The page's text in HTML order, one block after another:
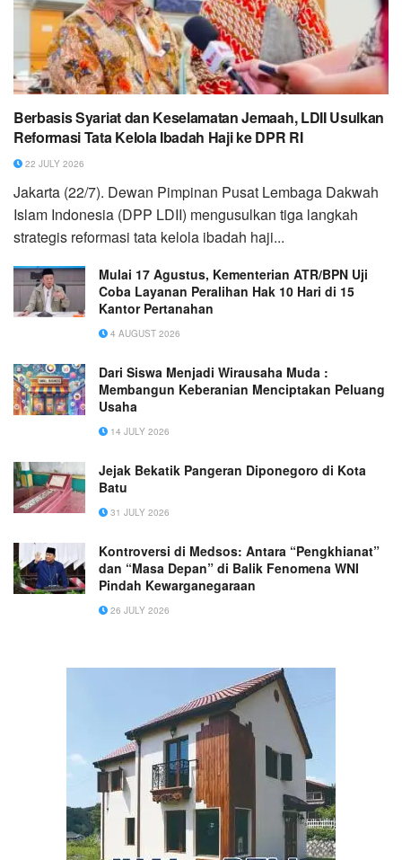
Berbasis Syariat dan Keselamatan Jemaah, LDII Usulkan
Reformasi Tata Kelola Ibadah Haji ke DPR RI
22 JULY 2026
Jakarta (22/7). Dewan Pimpinan Pusat Lembaga Dakwah
Islam Indonesia (DPP LDII) mengusulkan tiga langkah
strategis reformasi tata kelola ibadah haji...
Mulai 17 Agustus, Kementerian ATR/BPN Uji
Coba Layanan Peralihan Hak 10 Hari di 15
Kantor Pertanahan
4 AUGUST 2026
Dari Siswa Menjadi Wirausaha Muda :
Membangun Keberanian Menciptakan Peluang
Usaha
14 JULY 2026
Jejak Bekatik Pangeran Diponegoro di Kota
Batu
31 JULY 2026
Kontroversi di Medsos: Antara “Pengkhianat”
dan “Masa Depan” di Balik Fenomena WNI
Pindah Kewarganegaraan
26 JULY 2026